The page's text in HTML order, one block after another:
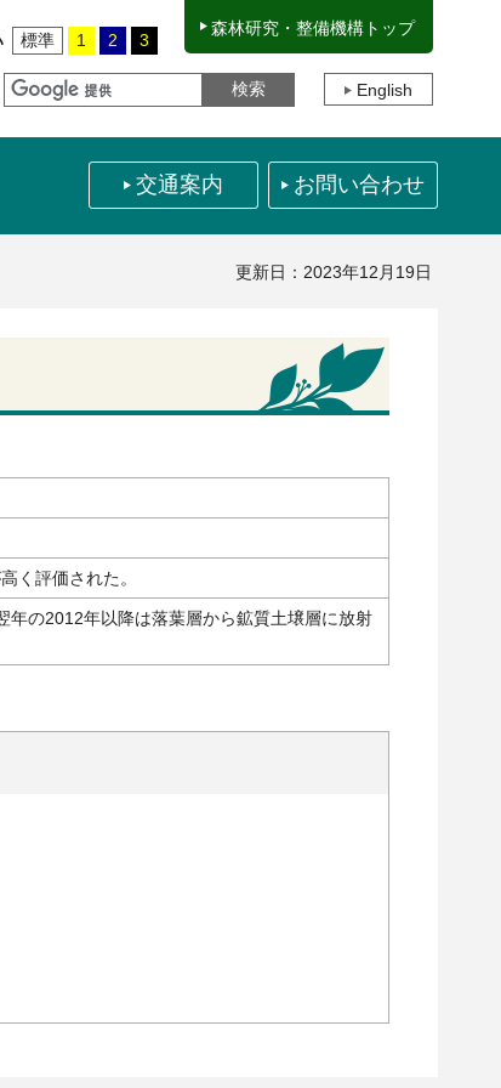
標準 1 2 3
森林研究・整備機構トップ
English
交通案内 お問い合わせ
更新日：2023年12月19日
く評価された。
の2012年以降は落葉層から鉱質土壌層に放射